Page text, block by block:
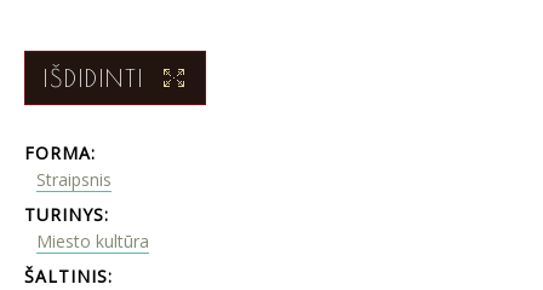
IŠDIDINTI
FORMA:
Straipsnis
TURINYS:
Miesto kultūra
ŠALTINIS: